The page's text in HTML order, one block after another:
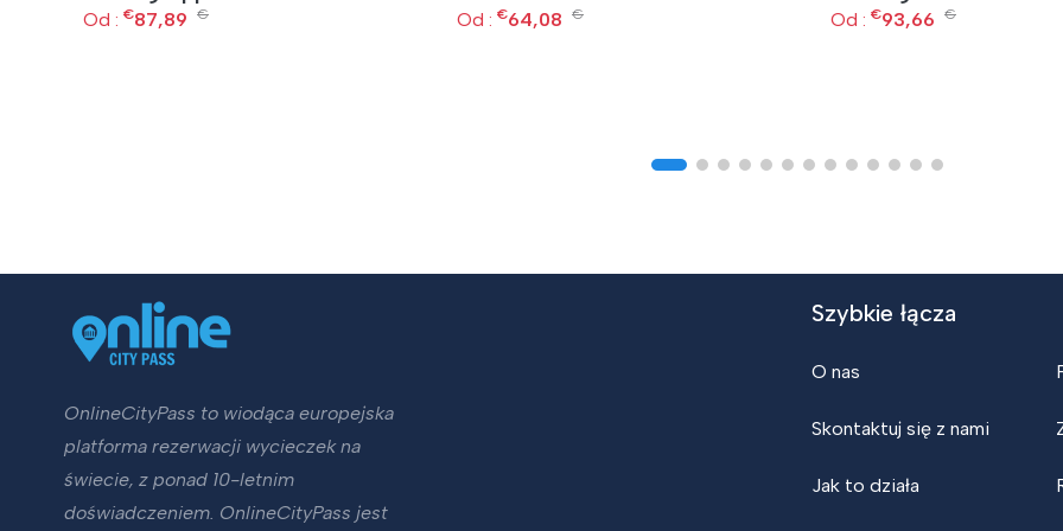
Od : €87,89 € Od : €64,08 € Od : €93,66 €
OnlineCityPass to wiodąca europejska
platforma rezerwacji wycieczek na
świecie, z ponad 10-letnim
doświadczeniem. OnlineCityPass jest
Szybkie łącza
O nas
Skontaktuj się z nami
Jak to działa